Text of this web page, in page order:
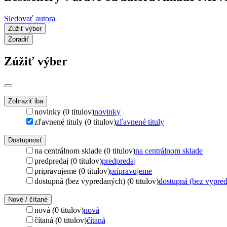
Sledovať autora
Zúžiť výber
Zoradiť
Zúžiť výber
Zobraziť iba
novinky (0 titulov)novinky
zľavnené tituly (0 titulov)zľavnené tituly
Dostupnosť
na centrálnom sklade (0 titulov)na centrálnom sklade
predpredaj (0 titulov)predpredaj
pripravujeme (0 titulov)pripravujeme
dostupná (bez vypredaných) (0 titulov)dostupná (bez
Nové / čítané
nová (0 titulov)nová
čítaná (0 titulov)čítaná